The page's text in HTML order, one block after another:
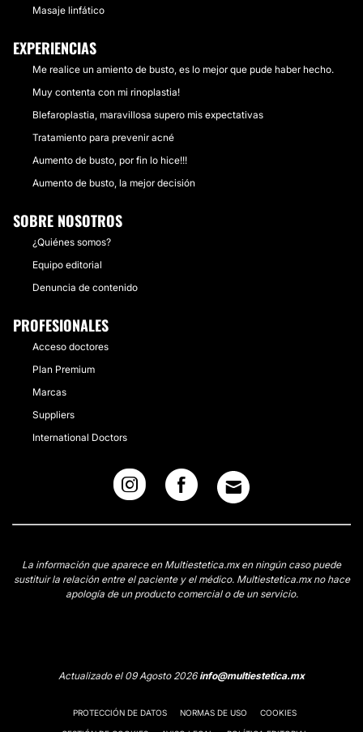
Masaje linfático
EXPERIENCIAS
Me realice un amiento de busto, es lo mejor que pude haber hecho.
Muy contenta con mi rinoplastia!
Blefaroplastia, maravillosa supero mis expectativas
Tratamiento para prevenir acné
Aumento de busto, por fin lo hice!!!
Aumento de busto, la mejor decisión
SOBRE NOSOTROS
¿Quiénes somos?
Equipo editorial
Denuncia de contenido
PROFESIONALES
Acceso doctores
Plan Premium
Marcas
Suppliers
International Doctors
La información que aparece en Multiestetica.mx en ningún caso puede
sustituir la relación entre el paciente y el médico. Multiestetica.mx no hace
apología de un producto comercial o de un servicio.
Actualizado el 09 Agosto 2026info@multiestetica.mx
PROTECCIÓN DE DATOS NORMAS DE USO COOKIES